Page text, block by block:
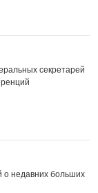
секретарей
о недавних больших